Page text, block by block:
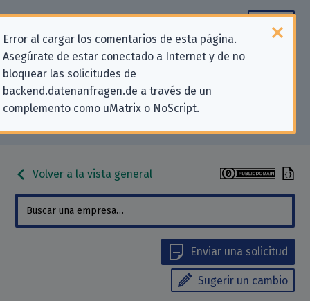
Error al cargar los comentarios de esta página.
Asegúrate de estar conectado a Internet y de no
bloquear las solicitudes de
backend.datenanfragen.de a través de un
complemento como uMatrix o NoScript.
Información de contacto para
solicitudes relativas a la privacidad
para «Handelsblatt GmbH»
Volver a la vista general
Enviar una solicitud
Sugerir un cambio